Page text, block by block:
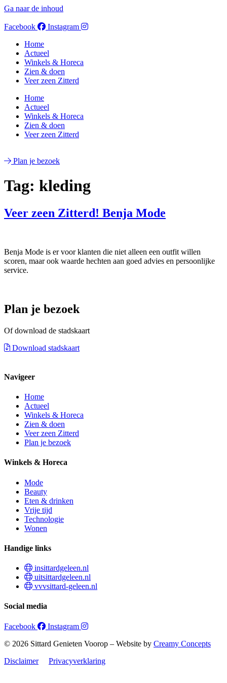
Ga naar de inhoud
Facebook
Instagram
Home
Actueel
Winkels & Horeca
Zien & doen
Veer zeen Zitterd
Home
Actueel
Winkels & Horeca
Zien & doen
Veer zeen Zitterd
Plan je bezoek
Tag: kleding
Veer zeen Zitterd! Benja Mode
Benja Mode is er voor klanten die niet alleen een outfit willen
scoren, maar ook waarde hechten aan goed advies en persoonlijke
service.
Plan je bezoek
Of download de stadskaart
Download stadskaart
Navigeer
Home
Actueel
Winkels & Horeca
Zien & doen
Veer zeen Zitterd
Plan je bezoek
Winkels & Horeca
Mode
Beauty
Eten & drinken
Vrije tijd
Technologie
Wonen
Handige links
insittardgeleen.nl
uitsittardgeleen.nl
vvvsittard-geleen.nl
Social media
Facebook
Instagram
© 2026 Sittard Genieten Voorop – Website by Creamy Concepts
Disclaimer
Privacyverklaring